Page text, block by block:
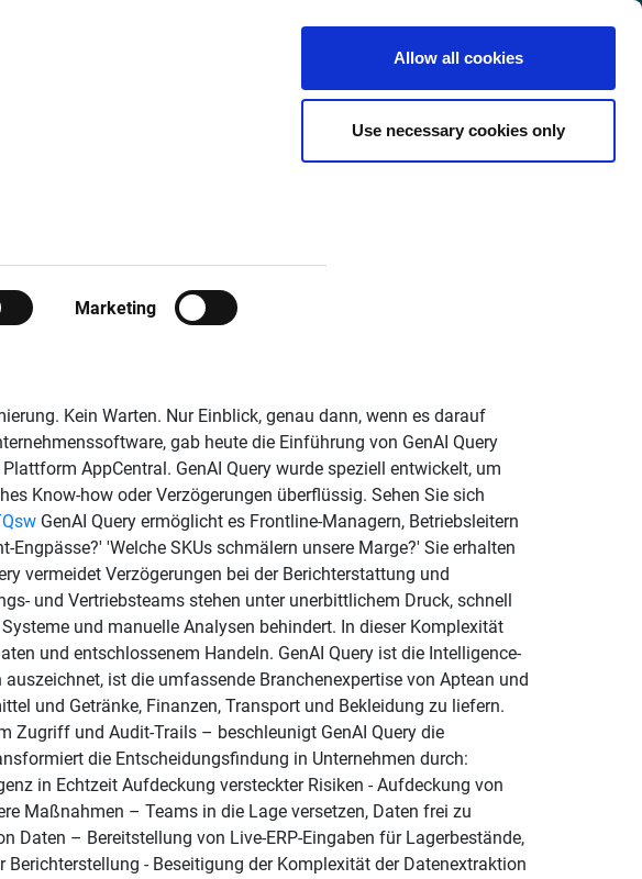
Marketing
Allow all cookies
Use necessary cookies only
English
Customer
Center
Abfrage in
Kein Warten. Nur Einblick, genau dann, wenn es darauf
gab heute die Einführung von GenAI Query
AppCentral. GenAI Query wurde speziell entwickelt, um
Know-how oder Verzögerungen überflüssig. Sehen Sie sich
GenAI Query ermöglicht es Frontline-Managern, Betriebsleitern
'Welche SKUs schmälern unsere Marge?' Sie erhalten
vermeidet Verzögerungen bei der Berichterstattung und
und Vertriebsteams stehen unter unerbittlichem Druck, schnell
und manuelle Analysen behindert. In dieser Komplexität
und entschlossenem Handeln. GenAI Query ist die Intelligence-
ist die umfassende Branchenexpertise von Aptean und
und Getränke, Finanzen, Transport und Bekleidung zu liefern.
Zugriff und Audit-Trails – beschleunigt GenAI Query die
die Entscheidungsfindung in Unternehmen durch:
in Echtzeit Aufdeckung versteckter Risiken - Aufdeckung von
Maßnahmen – Teams in die Lage versetzen, Daten frei zu
Daten – Bereitstellung von Live-ERP-Eingaben für Lagerbestände,
- Beseitigung der Komplexität der Datenextraktion